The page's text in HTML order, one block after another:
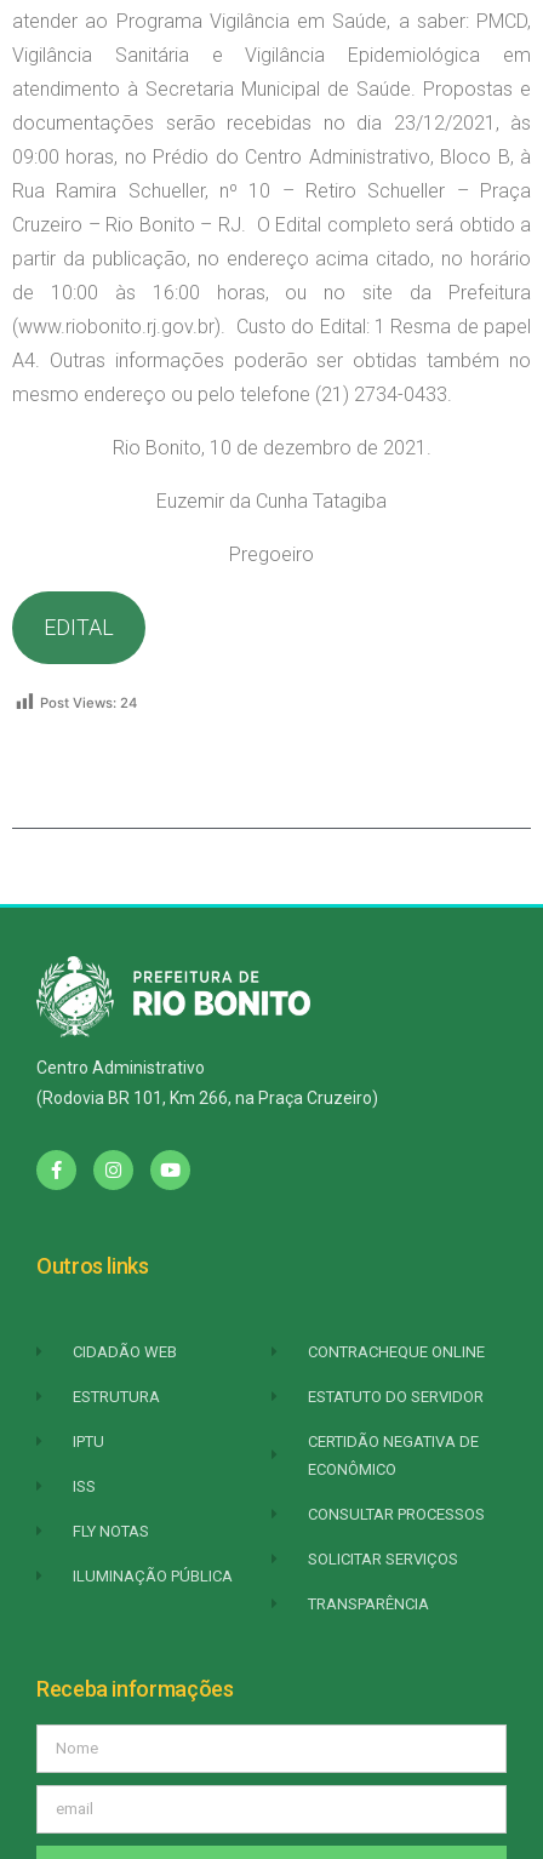
atender ao Programa Vigilância em Saúde, a saber: PMCD,
Vigilância Sanitária e Vigilância Epidemiológica em
atendimento à Secretaria Municipal de Saúde. Propostas e
documentações serão recebidas no dia 23/12/2021, às
09:00 horas, no Prédio do Centro Administrativo, Bloco B, à
Rua Ramira Schueller, nº 10 – Retiro Schueller – Praça
Cruzeiro – Rio Bonito – RJ. O Edital completo será obtido a
partir da publicação, no endereço acima citado, no horário
de 10:00 às 16:00 horas, ou no site da Prefeitura
(www.riobonito.rj.gov.br). Custo do Edital: 1 Resma de papel
A4. Outras informações poderão ser obtidas também no
mesmo endereço ou pelo telefone (21) 2734-0433.
Rio Bonito, 10 de dezembro de 2021.
Euzemir da Cunha Tatagiba
Pregoeiro
EDITAL
Post Views: 24
Centro Administrativo
(Rodovia BR 101, Km 266, na Praça Cruzeiro)
Outros links
CIDADÃO WEB
ESTRUTURA
IPTU
ISS
FLY NOTAS
ILUMINAÇÃO PÚBLICA
CONTRACHEQUE ONLINE
ESTATUTO DO SERVIDOR
CERTIDÃO NEGATIVA DE
ECONÔMICO
CONSULTAR PROCESSOS
SOLICITAR SERVIÇOS
TRANSPARÊNCIA
Receba informações